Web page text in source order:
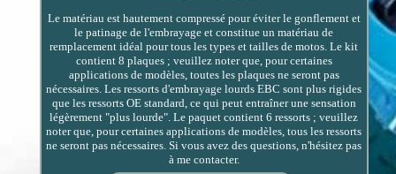
Le matériau est hautement compressé pour éviter le gonflement et
le patinage de l'embrayage et constitue un matériau de
remplacement idéal pour tous les types et tailles de motos. Le kit
contient 8 plaques ; veuillez noter que, pour certaines
applications de modèles, toutes les plaques ne seront pas
nécessaires. Les ressorts d'embrayage lourds EBC sont plus rigides
que les ressorts OE standard, ce qui peut entraîner une sensation
légèrement "plus lourde". Le paquet contient 6 ressorts ; veuillez
noter que, pour certaines applications de modèles, tous les ressorts
ne seront pas nécessaires. Si vous avez des questions, n'hésitez pas
à me contacter.